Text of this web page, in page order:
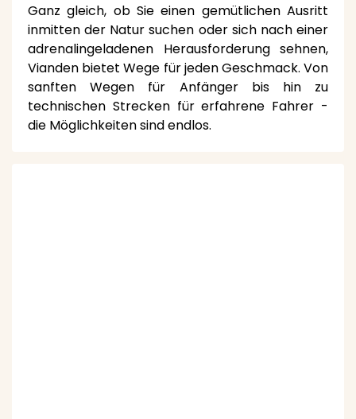
Ganz gleich, ob Sie einen gemütlichen Ausritt
inmitten der Natur suchen oder sich nach einer
adrenalingeladenen Herausforderung sehnen,
Vianden bietet Wege für jeden Geschmack. Von
sanften Wegen für Anfänger bis hin zu
technischen Strecken für erfahrene Fahrer -
die Möglichkeiten sind endlos.